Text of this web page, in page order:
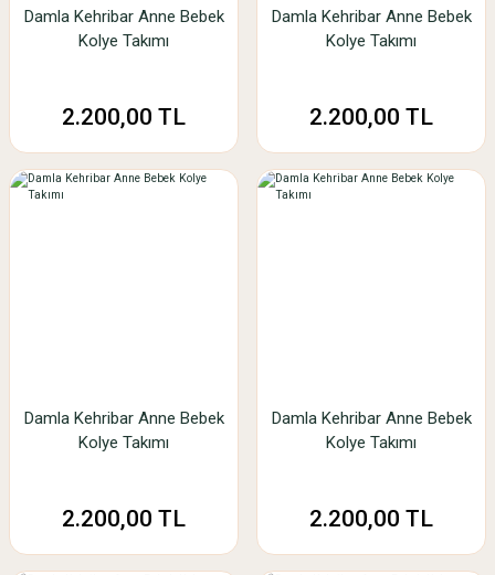
Damla Kehribar Anne Bebek
Kolye Takımı
2.200,00 TL
Damla Kehribar Anne Bebek
Kolye Takımı
2.200,00 TL
Damla Kehribar Anne Bebek
Kolye Takımı
2.200,00 TL
Damla Kehribar Anne Bebek
Kolye Takımı
2.200,00 TL